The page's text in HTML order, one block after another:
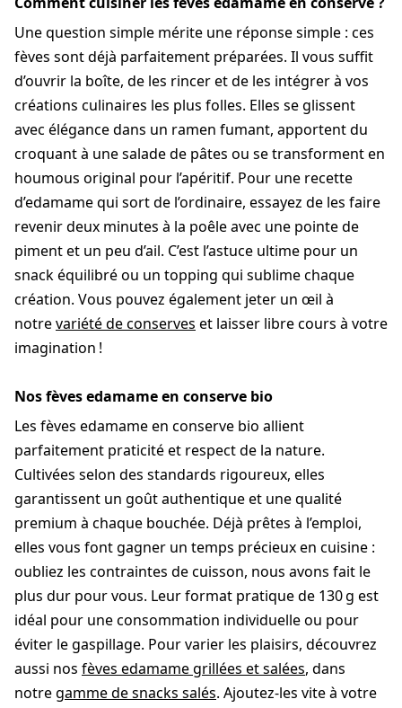
Une question simple mérite une réponse simple : ces
fèves sont déjà parfaitement préparées. Il vous suffit
d’ouvrir la boîte, de les rincer et de les intégrer à vos
créations culinaires les plus folles. Elles se glissent
avec élégance dans un ramen fumant, apportent du
croquant à une salade de pâtes ou se transforment en
houmous original pour l’apéritif. Pour une recette
d’edamame qui sort de l’ordinaire, essayez de les faire
revenir deux minutes à la poêle avec une pointe de
piment et un peu d’ail. C’est l’astuce ultime pour un
snack équilibré ou un topping qui sublime chaque
création. Vous pouvez également jeter un œil à
notrevariété de conserves et laisser libre cours à votre
imagination !
Nos fèves edamame en conserve bio
Les fèves edamame en conserve bio allient
parfaitement praticité et respect de la nature.
Cultivées selon des standards rigoureux, elles
garantissent un goût authentique et une qualité
premium à chaque bouchée. Déjà prêtes à l’emploi,
elles vous font gagner un temps précieux en cuisine :
oubliez les contraintes de cuisson, nous avons fait le
plus dur pour vous. Leur format pratique de 130 g est
idéal pour une consommation individuelle ou pour
éviter le gaspillage. Pour varier les plaisirs, découvrez
aussi nos fèves edamame grillées et salées, dans
notregamme de snacks salés. Ajoutez-les vite à votre